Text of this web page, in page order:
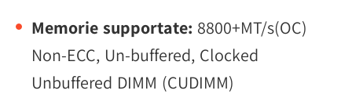
Memorie supportate: 8800+MT/s(OC)
Non-ECC, Un-buffered, Clocked
Unbuffered DIMM (CUDIMM)